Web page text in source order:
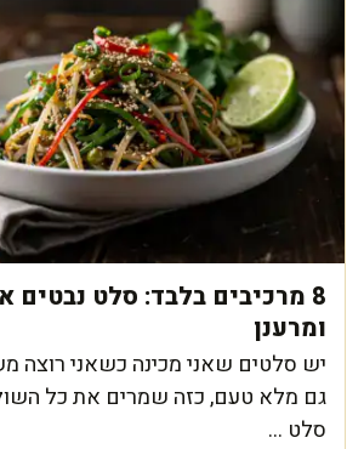
8 מרכיבים בלבד: סלט נבטים
ומרענן
יש סלטים שאני מכינה כשאני רוצה
גם מלא טעם, כזה שמרים את כל
סלט ...